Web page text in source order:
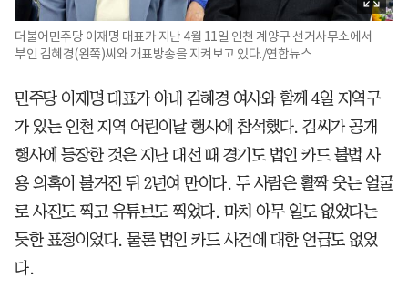
더불어민주당 이재명 대표가 지난 4월 11일 인천 계양구 선거사무소에서
부인 김혜경(왼쪽)씨와 개표방송을 지켜보고 있다./연합뉴스
민주당 이재명 대표가 아내 김혜경 여사와 함께 4일 지역구
가 있는 인천 지역 어린이날 행사에 참석했다. 김씨가 공개
행사에 등장한 것은 지난 대선 때 경기도 법인 카드 불법 사
용 의혹이 불거진 뒤 2년여 만이다. 두 사람은 활짝 웃는 얼굴
로 사진도 찍고 유튜브도 찍었다. 마치 아무 일도 없었다는
듯한 표정이었다. 물론 법인 카드 사건에 대한 언급도 없었
다.